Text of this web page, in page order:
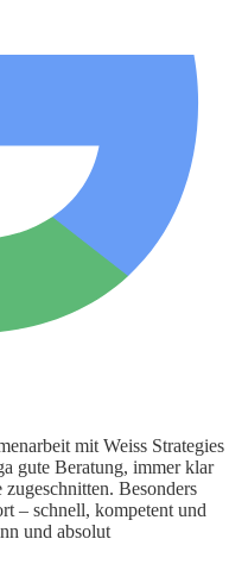
mit Weiss Strategies
gute Beratung, immer klar
Besonders
– schnell, kompetent und
und absolut